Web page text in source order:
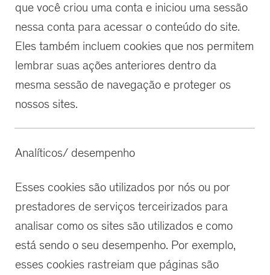
que você criou uma conta e iniciou uma sessão
nessa conta para acessar o conteúdo do site.
Eles também incluem cookies que nos permitem
lembrar suas ações anteriores dentro da
mesma sessão de navegação e proteger os
nossos sites.
Analíticos/ desempenho
Esses cookies são utilizados por nós ou por
prestadores de serviços terceirizados para
analisar como os sites são utilizados e como
está sendo o seu desempenho. Por exemplo,
esses cookies rastreiam que páginas são